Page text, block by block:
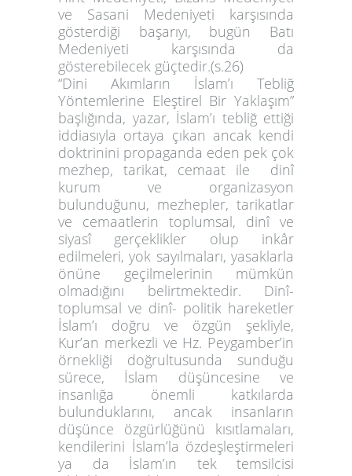
ve Sasani Medeniyeti karşısında
gösterdiği başarıyı, bugün Batı
Medeniyeti karşısında da
gösterebilecek güçtedir.(s.26)
“Dini Akımların İslam’ı Tebliğ
Yöntemlerine Eleştirel Bir Yaklaşım”
başlığında, yazar, İslam’ı tebliğ ettiği
iddiasıyla ortaya çıkan ancak kendi
doktrinini propaganda eden pek çok
mezhep, tarikat, cemaat ile dinî
kurum ve organizasyon
bulunduğunu, mezhepler, tarikatlar
ve cemaatlerin toplumsal, dinî ve
siyasî gerçeklikler olup inkâr
edilmeleri, yok sayılmaları, yasaklarla
önüne geçilmelerinin mümkün
olmadığını belirtmektedir. Dinî-
toplumsal ve dinî- politik hareketler
İslam’ı doğru ve özgün şekliyle,
Kur’an merkezli ve Hz. Peygamber’in
örnekliği doğrultusunda sunduğu
sürece, İslam düşüncesine ve
insanlığa önemli katkılarda
bulunduklarını, ancak insanların
düşünce özgürlüğünü kısıtlamaları,
kendilerini İslam’la özdeşleştirmeleri
ya da İslam’ın tek temsilcisi